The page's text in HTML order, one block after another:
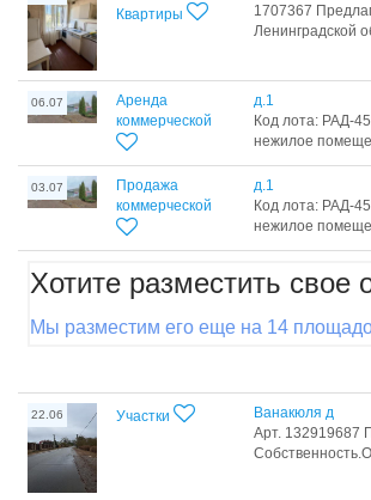
Квартиры
1707367
Ленинградской
06.07
Аренда
коммерческой
д.1
Код лота: РАД-
нежилое
03.07
Продажа
коммерческой
д.1
Код лота: РАД-
нежилое
Хотите разместить свое
Мы разместим его еще на 14
22.06 Участки
Ванакюля д
Арт. 132919687